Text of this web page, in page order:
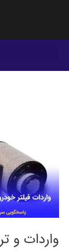
واردات و